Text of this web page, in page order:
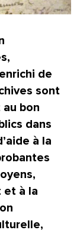
de
sont
bon
dans
à la
et à la